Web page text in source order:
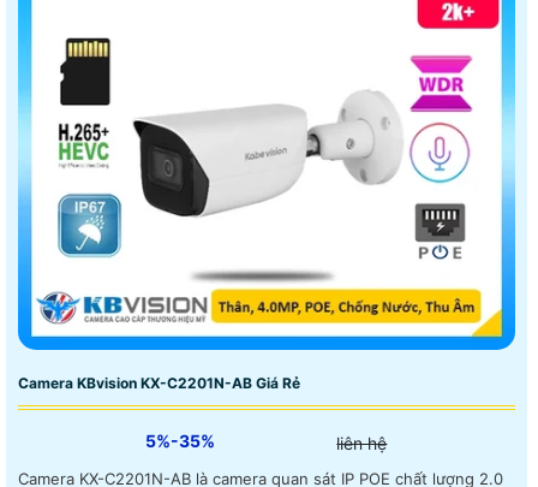
Camera KBvision KX-C2201N-AB Giá Rẻ
5%-35% liên hệ
Camera KX-C2201N-AB là camera quan sát IP POE chất lượng 2.0